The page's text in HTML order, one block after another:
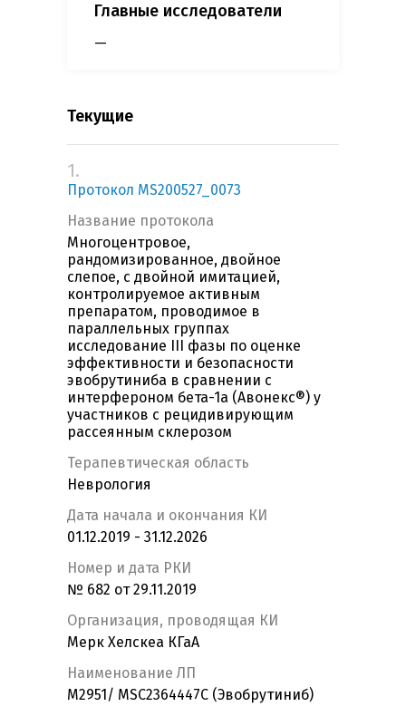
Главные исследователи
—
Текущие
1.
Протокол MS200527_0073
Название протокола
Многоцентровое,
рандомизированное, двойное
слепое, с двойной имитацией,
контролируемое активным
препаратом, проводимое в
параллельных группах
исследование III фазы по оценке
эффективности и безопасности
эвобрутиниба в сравнении с
интерфероном бета-1а (Авонекс®) у
участников с рецидивирующим
рассеянным склерозом
Терапевтическая область
Неврология
Дата начала и окончания КИ
01.12.2019 - 31.12.2026
Номер и дата РКИ
№ 682 от 29.11.2019
Организация, проводящая КИ
Мерк Хелскеа КГаА
Наименование ЛП
M2951/ MSC2364447C (Эвобрутиниб)